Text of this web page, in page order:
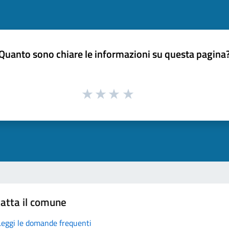
sono chiare le informazioni su questa
il comune
le domande frequenti